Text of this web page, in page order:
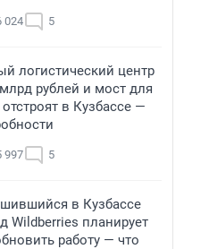
024 5
логистический центр
рублей и мост для
отстроят в Кузбассе —
997 5
в Кузбассе
Wildberries планирует
работу — что